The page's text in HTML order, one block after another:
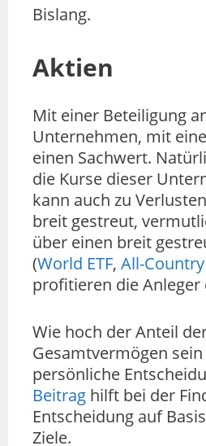
Bislang.
Aktien
Mit einer Beteiligung
Unternehmen, mit
einen Sachwert.
die Kurse dieser
kann auch zu
breit gestreut,
über einen breit
(World ETF, All-Country
profitieren die Anleger
Wie hoch der Anteil
Gesamtvermögen
persönliche
Beitrag hilft bei der
Entscheidung auf
Ziele.